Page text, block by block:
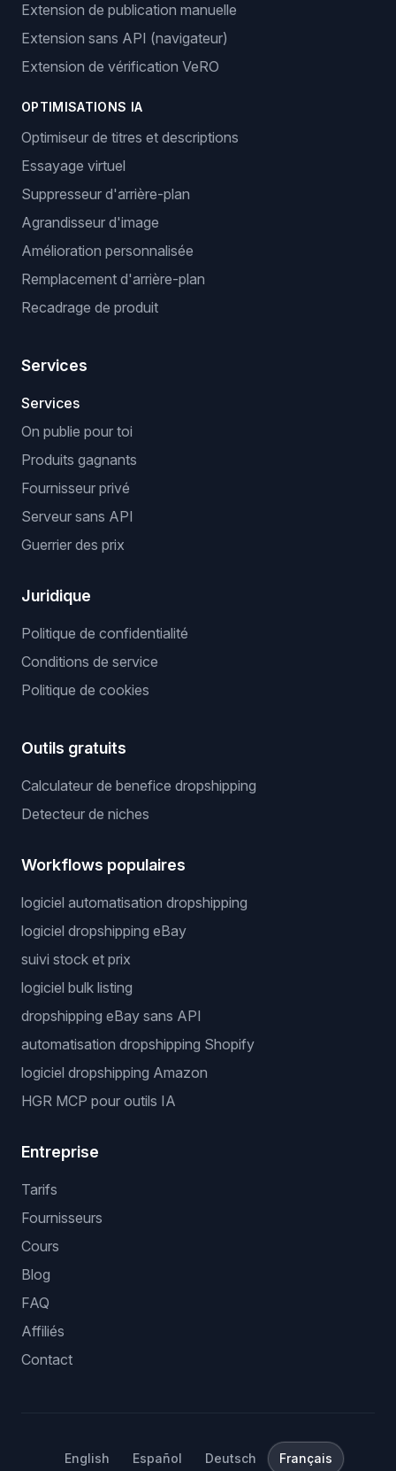
Extension de publication manuelle
Extension sans API (navigateur)
Extension de vérification VeRO
OPTIMISATIONS IA
Optimiseur de titres et descriptions
Essayage virtuel
Suppresseur d'arrière-plan
Agrandisseur d'image
Amélioration personnalisée
Remplacement d'arrière-plan
Recadrage de produit
Services
Services
On publie pour toi
Produits gagnants
Fournisseur privé
Serveur sans API
Guerrier des prix
Juridique
Politique de confidentialité
Conditions de service
Politique de cookies
Outils gratuits
Calculateur de benefice dropshipping
Detecteur de niches
Workflows populaires
logiciel automatisation dropshipping
logiciel dropshipping eBay
suivi stock et prix
logiciel bulk listing
dropshipping eBay sans API
automatisation dropshipping Shopify
logiciel dropshipping Amazon
HGR MCP pour outils IA
Entreprise
Tarifs
Fournisseurs
Cours
Blog
FAQ
Affiliés
Contact
English Español Deutsch Français